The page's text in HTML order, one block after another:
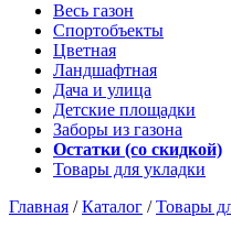
Весь газон
Спортобъекты
Цветная
Ландшафтная
Дача и улица
Детские площадки
Заборы из газона
Остатки (со скидкой)
Товары для укладки
Главная /Каталог /Товары